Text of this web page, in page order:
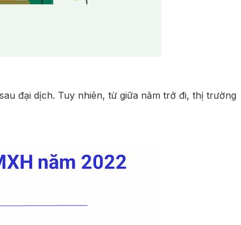
đại dịch. Tuy nhiên, từ giữa năm trở đi, thị trường